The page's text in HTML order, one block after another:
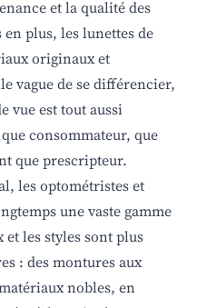
et la qualité des
plus, les lunettes de
originaux et
vague de se différencier,
vue est tout aussi
consommateur, que
que prescripteur.
les optométristes et
une vaste gamme
les styles sont plus
: des montures aux
nobles, en